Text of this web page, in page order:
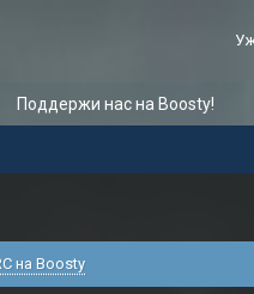
Поддержи нас на Boosty!
на Boosty